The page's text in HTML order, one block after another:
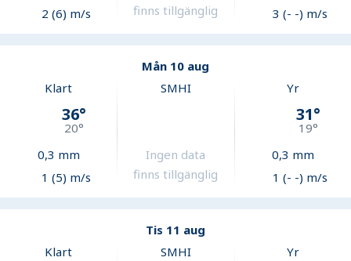
2 (6) m/s
finns tillgänglig
3 (- -) m/s
Mån 10 aug
Klart
36°
20°
0,3 mm
1 (5) m/s
SMHI
Ingen data
finns tillgänglig
Yr
31°
19°
0,3 mm
1 (- -) m/s
Tis 11 aug
Klart
SMHI Yr